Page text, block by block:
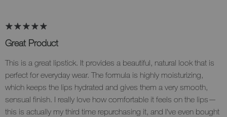
Great Product
This is a great lipstick. It provides a beautiful, natural look that is
perfect for everyday wear. The formula is highly moisturizing,
which keeps the lips hydrated and gives them a very smooth,
sensual finish. I really love how comfortable it feels on the lips—
this is actually my third time repurchasing it, and I've even bought